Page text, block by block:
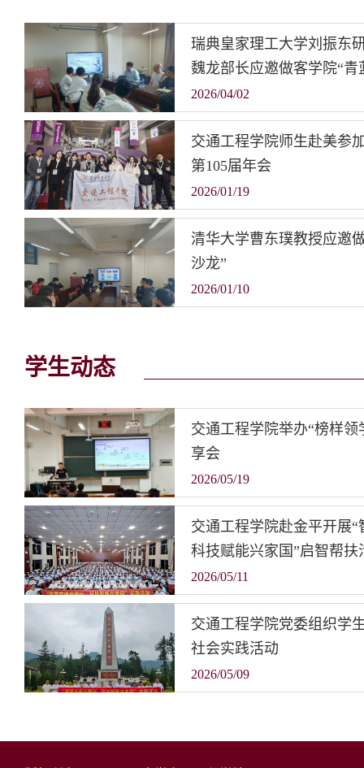
瑞典皇家理工大学刘振东
魏龙部长应邀做客学院“青
2026/04/02
交通工程学院师生赴美参
第105届年会
2026/01/19
清华大学曹东璞教授应邀
沙龙”
2026/01/10
学生动态
交通工程学院举办“榜样领
享会
2026/05/19
交通工程学院赴金平开展
科技赋能兴家国”启智帮扶
2026/05/11
交通工程学院党委组织学
社会实践活动
2026/05/09